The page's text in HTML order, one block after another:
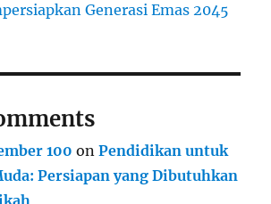
Generasi Emas 2045
100 onPendidikan untuk
Persiapan yang Dibutuhkan